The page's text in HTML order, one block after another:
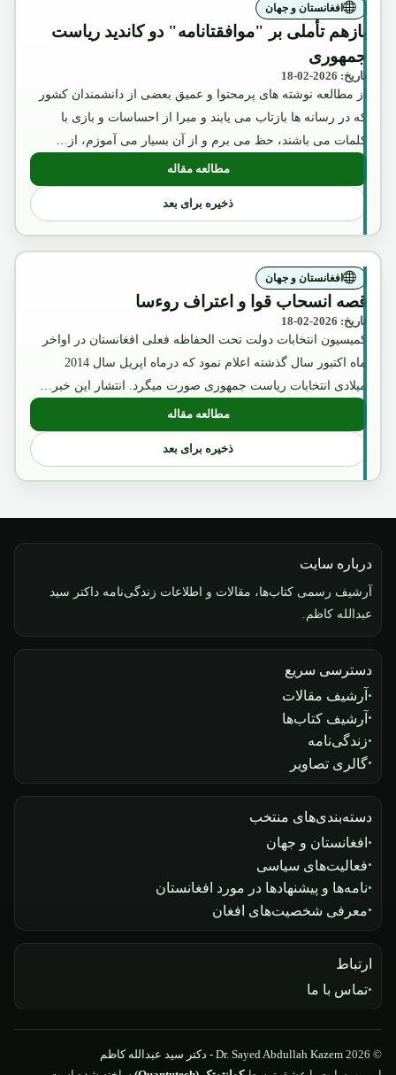
افغانستان و جهان
بازهم تأملی بر "موافقتانامه" دو کاندید ریاست
جمهوری
تاریخ: 2026-02-18
از مطالعه نوشته های پرمحتوا و عمیق بعضی از دانشمندان کشور
که در رسانه ها بازتاب می یابند و مبرا از احساسات و بازی با
کلمات می باشند، حظ می برم و از آن بسیار می آموزم، از…
مطالعه مقاله
ذخیره برای بعد
افغانستان و جهان
قصه انسحاب قوا و اعتراف روءسا
تاریخ: 2026-02-18
کمیسیون انتخابات دولت تحت الحفاظه فعلی افغانستان در اواخر
ماه اکتبور سال گذشته اعلام نمود که درماه اپریل سال 2014
میلادی انتخابات ریاست جمهوری صورت میگرد. انتشار این خبر…
مطالعه مقاله
ذخیره برای بعد
درباره سایت
آرشیف رسمی کتاب‌ها، مقالات و اطلاعات زندگی‌نامه داکتر سید
عبدالله کاظم.
دسترسی سریع
آرشیف مقالات
آرشیف کتاب‌ها
زندگی‌نامه
گالری تصاویر
دسته‌بندی‌های منتخب
افغانستان و جهان
فعالیت‌های سیاسی
نامه‌ها و پیشنهادها در مورد افغانستان
معرفی شخصیت‌های افغان
ارتباط
تماس با ما
© 2026
Dr. Sayed Abdullah Kazem - دکتر سید عبدالله کاظم